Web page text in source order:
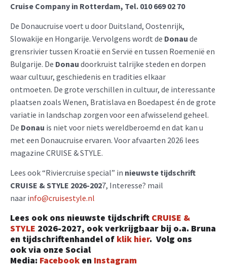
Cruise Company in Rotterdam, Tel. 010 669 02 70
De Donaucruise voert u door Duitsland, Oostenrijk,
Slowakije en Hongarije. Vervolgens wordt de Donau de
grensrivier tussen Kroatië en Servië en tussen Roemenië en
Bulgarije. De Donau doorkruist talrijke steden en dorpen
waar cultuur, geschiedenis en tradities elkaar
ontmoeten. De grote verschillen in cultuur, de interessante
plaatsen zoals Wenen, Bratislava en Boedapest én de grote
variatie in landschap zorgen voor een afwisselend geheel.
De Donau is niet voor niets wereldberoemd en dat kan u
met een Donaucruise ervaren. Voor afvaarten 2026 lees
magazine CRUISE & STYLE.
Lees ook “Riviercruise special” in nieuwste tijdschrift
CRUISE & STYLE 2026-2027, Interesse? mail
naar info@cruisestyle.nl
Lees ook ons nieuwste tijdschrift CRUISE &
STYLE 2026-2027, ook verkrijgbaar bij o.a. Bruna
en tijdschriftenhandel of klik hier. Volg ons
ookvia onze Social
Media: Facebook en Instagram